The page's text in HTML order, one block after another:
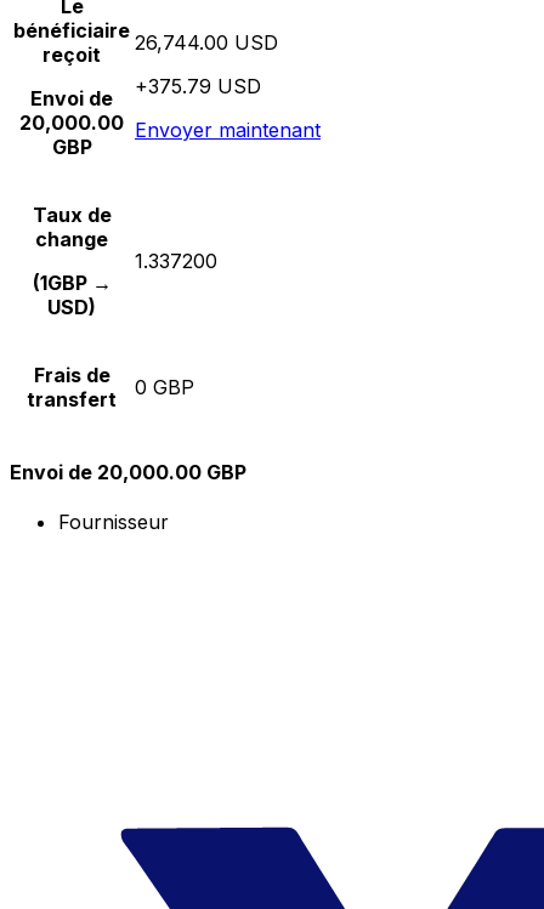
Le
bénéficiaire
reçoit
Envoi de
20,000.00
GBP
26,744.00 USD
+375.79 USD
Envoyer maintenant
Taux de
change
(1GBP →
USD)
1.337200
Frais de
transfert
0 GBP
Envoi de 20,000.00 GBP
Fournisseur